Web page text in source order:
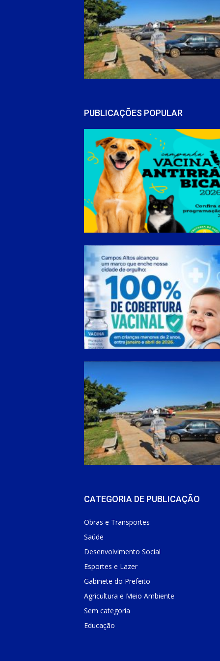
PUBLICAÇÕES POPULAR
CATEGORIA DE PUBLICAÇÃO
Obras e Transportes
Saúde
Desenvolvimento Social
Esportes e Lazer
Gabinete do Prefeito
Agricultura e Meio Ambiente
Sem categoria
Educação